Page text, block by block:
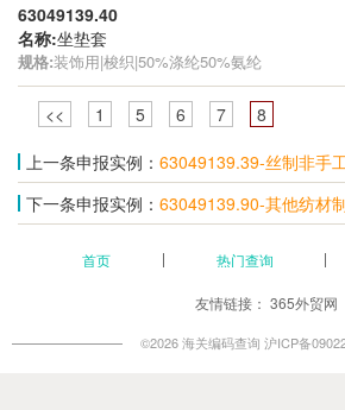
63049139.40
名称:坐垫套
规格:装饰用|梭织|50%涤纶50%氨纶
<< 1 5 6 7
8
上一条申报实例： 63049139.39-丝制非手
下一条申报实例： 63049139.90-其他纺材
首页 热门查询
友情链接： 365外贸网
©2026 海关编码查询 沪ICP备